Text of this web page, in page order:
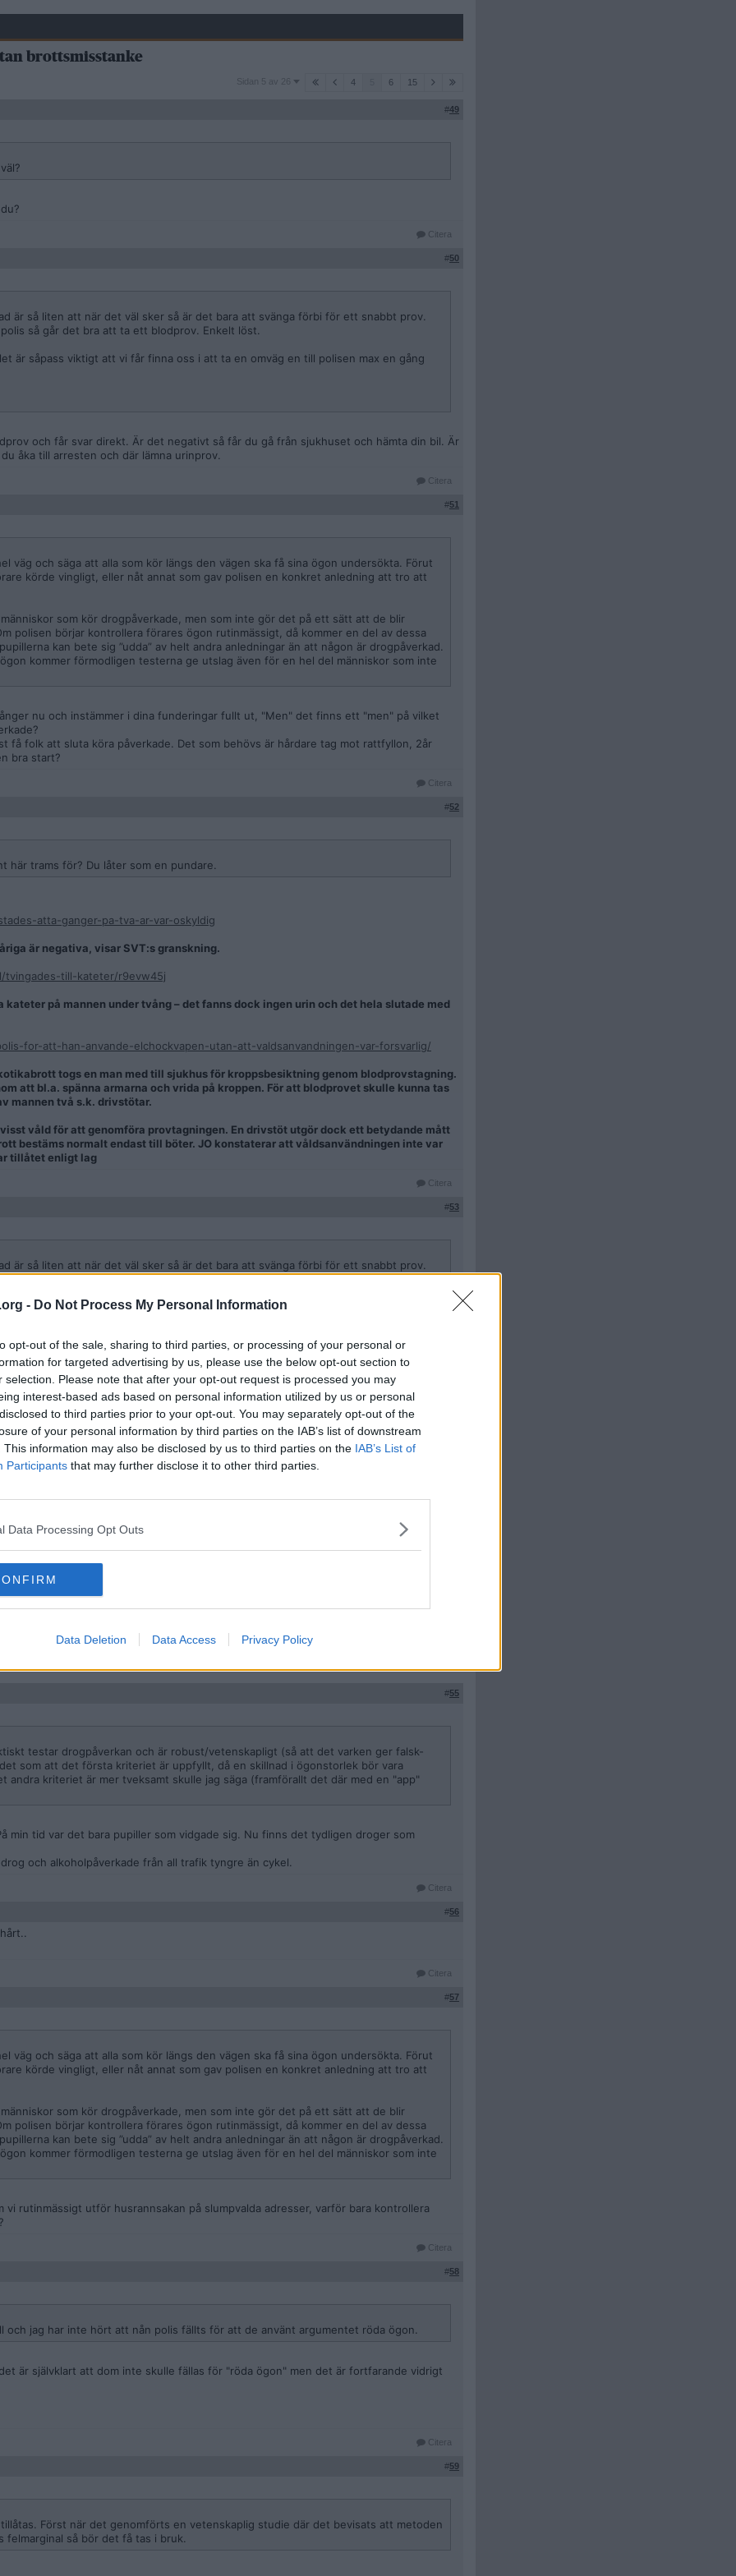
- Do Not Process My Personal Information
opt-out of the sale, sharing to third parties, or processing of your personal or
for targeted advertising by us, please use the below opt-out section to
selection. Please note that after your opt-out request is processed you may
interest-based ads based on personal information utilized by us or personal
to third parties prior to your opt-out. You may separately opt-out of the
of your personal information by third parties on the IAB’s list of downstream
This information may also be disclosed by us to third parties on the IAB’s List of
Participants that may further disclose it to other third parties.
Data Processing Opt Outs
Data Deletion Data Access Privacy Policy
brottsmisstanke
Sidan
Sidan 5 av 26 4 6 15
#49
Citera
#50
är så liten att när det väl sker så är det bara att svänga förbi för ett snabbt prov.
så går det bra att ta ett blodprov. Enkelt löst.
är såpass viktigt att vi får finna oss i att ta en omväg en till polisen max en gång
och får svar direkt. Är det negativt så får du gå från sjukhuset och hämta din bil. Är
åka till arresten och där lämna urinprov.
Citera
#51
väg och säga att alla som kör längs den vägen ska få sina ögon undersökta. Förut
körde vingligt, eller nåt annat som gav polisen en konkret anledning att tro att
som kör drogpåverkade, men som inte gör det på ett sätt att de blir
polisen börjar kontrollera förares ögon rutinmässigt, då kommer en del av dessa
kan bete sig ”udda” av helt andra anledningar än att någon är drogpåverkad.
kommer förmodligen testerna ge utslag även för en hel del människor som inte
nu och instämmer i dina funderingar fullt ut, "Men" det finns ett "men" på vilket
få folk att sluta köra påverkade. Det som behövs är hårdare tag mot rattfyllon, 2år
bra start?
Citera
#52
här trams för? Du låter som en pundare.
atta-ganger-pa-tva-ar-var-oskyldig
är negativa, visar SVT:s granskning.
till-kateter/r9evw45j
på mannen under tvång – det fanns dock ingen urin och det hela slutade med
for-att-han-anvande-elchockvapen-utan-att-valdsanvandningen-var-forsvarlig/
togs en man med till sjukhus för kroppsbesiktning genom blodprovstagning.
att bl.a. spänna armarna och vrida på kroppen. För att blodprovet skulle kunna tas
mannen två s.k. drivstötar.
våld för att genomföra provtagningen. En drivstöt utgör dock ett betydande mått
bestäms normalt endast till böter. JO konstaterar att våldsanvändningen inte var
tillåtet enligt lag
Citera
#53
är så liten att när det väl sker så är det bara att svänga förbi för ett snabbt prov.
så går det bra att ta ett blodprov. Enkelt löst.
är såpass viktigt att vi får finna oss i att ta en omväg en till polisen max en gång
behöver inte lyssna på dina önskningar, vilket sällan till närmre aldrig sker.
på hur mycket narkotika i kroppen som skall anses som ett rattfylleri eller inte
blir av med körkortet för att man lyckas spåra narkotika i blodet och börjar rycka
cannabis 2-3 dagar innan så ser jag detta bara som ett sätt att dra ner landet ännu
godtyckliga sakens skull.
pass inviduellt hur ögon beter sig att detta inte är rättsäker metod alls.
sovit av sig sina rus innan dem sitter bakom ratten.
alls i detta utan enbart blodprov borde tillåtas för vidare utredning om man som
#55
testar drogpåverkan och är robust/vetenskapligt (så att det varken ger falsk-
som att det första kriteriet är uppfyllt, då en skillnad i ögonstorlek bör vara
andra kriteriet är mer tveksamt skulle jag säga (framförallt det där med en "app"
min tid var det bara pupiller som vidgade sig. Nu finns det tydligen droger som
och alkoholpåverkade från all trafik tyngre än cykel.
Citera
#56
Citera
#57
väg och säga att alla som kör längs den vägen ska få sina ögon undersökta. Förut
körde vingligt, eller nåt annat som gav polisen en konkret anledning att tro att
som kör drogpåverkade, men som inte gör det på ett sätt att de blir
polisen börjar kontrollera förares ögon rutinmässigt, då kommer en del av dessa
kan bete sig ”udda” av helt andra anledningar än att någon är drogpåverkad.
kommer förmodligen testerna ge utslag även för en hel del människor som inte
vi rutinmässigt utför husrannsakan på slumpvalda adresser, varför bara kontrollera
Citera
#58
och jag har inte hört att nån polis fällts för att de använt argumentet röda ögon.
är självklart att dom inte skulle fällas för "röda ögon" men det är fortfarande vidrigt
Citera
#59
Först när det genomförts en vetenskaplig studie där det bevisats att metoden
så bör det få tas i bruk.